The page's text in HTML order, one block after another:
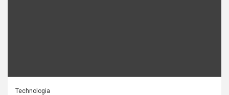
Technologia